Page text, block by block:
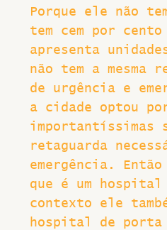
Porque ele não
tem cem por
apresenta
não tem a
de urgência e
a cidade optou
importantíssimas
retaguarda
emergência.
que é um hospital
contexto ele
hospital de porta